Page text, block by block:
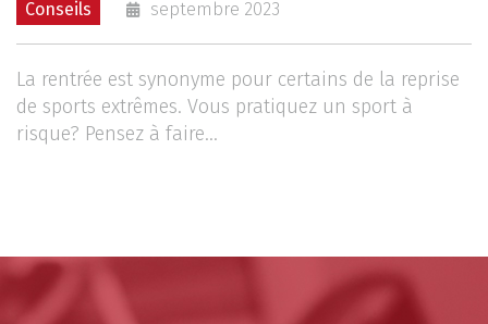
Conseils septembre 2023
La rentrée est synonyme pour certains de la reprise
de sports extrêmes. Vous pratiquez un sport à
risque? Pensez à faire...